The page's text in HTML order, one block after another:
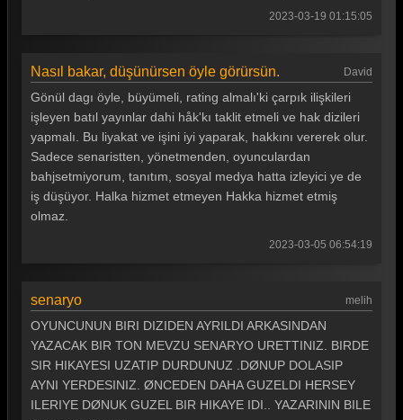
Gönül Dağı 66. Bölüm
Gönül Dağı 65. Bölüm
Gönül Dağı 64. Bölüm
Gönül Dağı 63. Bölüm
Gönül Dağı 62. Bölüm
Gönül Dağı 61. Bölüm
Gönül Dağı 58. Bölüm
Gönül Dağı 57. Bölüm
Gönül Dağı 56. Bölüm
2023-03-19 01:15:05
Nasıl bakar, düşünürsen öyle görürsün. David
Gönül dagı öyle, büyümeli, rating almalı'ki çarpık ilişkileri
işleyen batıl yayınlar dahi håk'kı taklit etmeli ve hak dizileri
yapmalı. Bu liyakat ve işini iyi yaparak, hakkını vererek olur.
Sadece senaristten, yönetmenden, oyunculardan
bahjsetmiyorum, tanıtım, sosyal medya hatta izleyici ye de
iş düşüyor. Halka hizmet etmeyen Hakka hizmet etmiş
olmaz.
2023-03-05 06:54:19
senaryo melih
OYUNCUNUN BIRI DIZIDEN AYRILDI ARKASINDAN
YAZACAK BIR TON MEVZU SENARYO URETTINIZ. BIRDE
SIR HIKAYESI UZATIP DURDUNUZ .DØNUP DOLASIP
AYNI YERDESINIZ. ØNCEDEN DAHA GUZELDI HERSEY
ILERIYE DØNUK GUZEL BIR HIKAYE IDI.. YAZARININ BILE